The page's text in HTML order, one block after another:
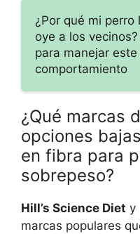
¿Por qué mi
oye a los
para manejar este
comportamiento
¿Qué marcas
opciones
en fibra para
sobrepeso?
Hill’s Science Diet y
marcas populares